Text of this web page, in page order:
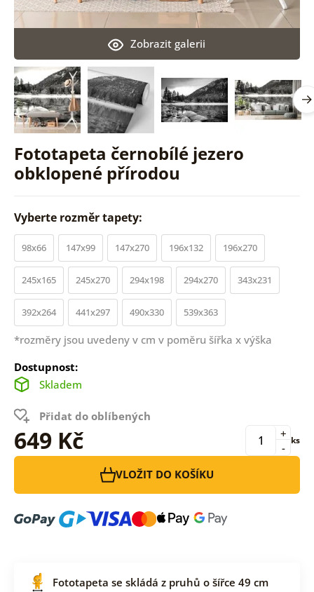
Fototapeta černobílé jezero
obklopené přírodou
Zobrazit galerii
Vyberte rozměr tapety:
98x66 147x99 147x270 196x132 196x270
245x165 245x270 294x198 294x270 343x231
392x264 441x297 490x330 539x363
*rozměry jsou uvedeny v cm v poměru šířka x výška
Dostupnost:
Skladem
Přidat do oblíbených
649 Kč -
+ ks
VLOŽIT DO KOŠÍKU
Fototapeta se skládá z pruhů o šířce 49 cm